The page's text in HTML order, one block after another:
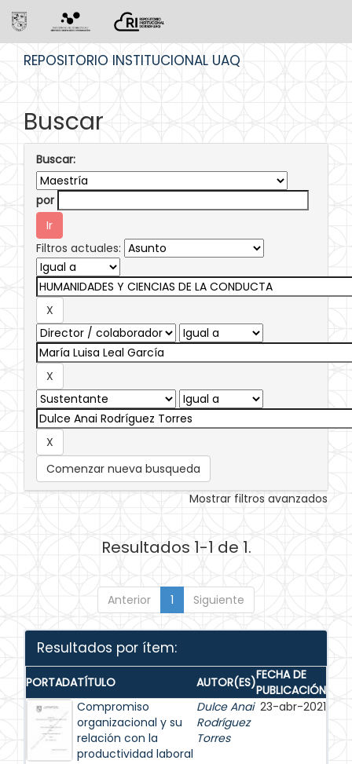
REPOSITORIO INSTITUCIONAL UAQ
Buscar
Buscar:
por
Filtros actuales:
Comenzar nueva busqueda
Mostrar filtros avanzados
Resultados 1-1 de 1.
Anterior 1 Siguiente
Resultados por ítem:
PORTADATÍTULO AUTOR(ES)FECHA DE
PUBLICACIÓN
Compromiso
organizacional y su
relación con la
productividad laboral
Dulce Anai
Rodríguez
Torres
23-abr-2021